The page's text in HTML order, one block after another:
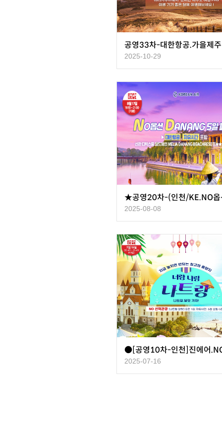
2025-10-29
2025-08-08
2025-07-16